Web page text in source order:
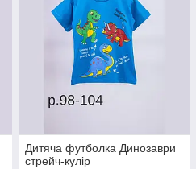
Дитяча футболка Динозаври
стрейч-кулір